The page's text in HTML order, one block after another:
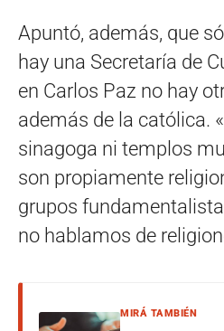
Apuntó, además, que
hay una Secretaría de
en Carlos Paz no hay
además de la católica.
sinagoga ni templos
son propiamente
grupos
no hablamos de
MIRÁ TAMBIÉN